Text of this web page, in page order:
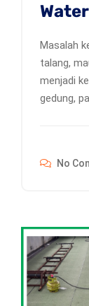
Masalah
talang,
menjadi
gedung,
No